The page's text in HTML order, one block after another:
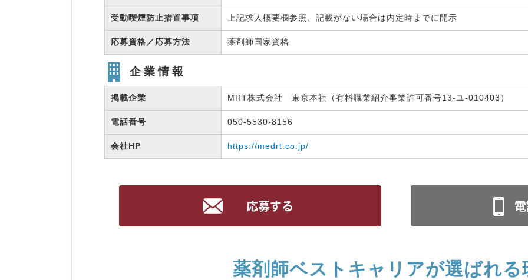
受動喫煙防止措置事項 上記求人概要欄参照、記載がない場合は内定時までに開示
応募資格／応募方法 薬剤師国家資格
企業情報
掲載企業 MRT株式会社 東京本社（有料職業紹介事業許可番号13-ユ-010403）
電話番号 050-5530-8156
会社HP https://medrt.co.jp/
薬剤師ベストキャリアが選ばれる